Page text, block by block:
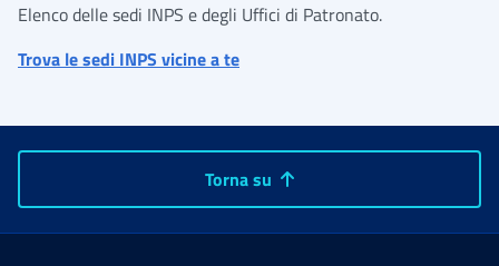
Elenco delle sedi INPS e degli Uffici di Patronato.
Trova le sedi INPS vicine a te
Torna su